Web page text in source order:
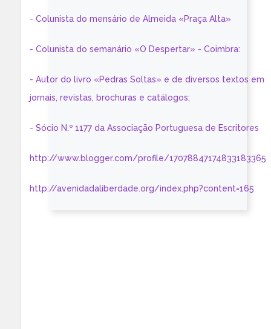
- Colunista do mensário de Almeida «Praça Alta»
- Colunista do semanário «O Despertar» - Coimbra:
- Autor do livro «Pedras Soltas» e de diversos textos em
jornais, revistas, brochuras e catálogos;
- Sócio N.º 1177 da Associação Portuguesa de Escritores
http://www.blogger.com/profile/17078847174833183365
http://avenidadaliberdade.org/index.php?content=165